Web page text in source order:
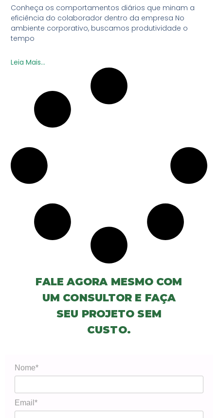
Conheça os comportamentos diários que minam a
eficiência do colaborador dentro da empresa No
ambiente corporativo, buscamos produtividade o
tempo
Leia Mais...
FALE AGORA MESMO COM
UM CONSULTOR E FAÇA
SEU PROJETO SEM
CUSTO.
Nome*
Email*